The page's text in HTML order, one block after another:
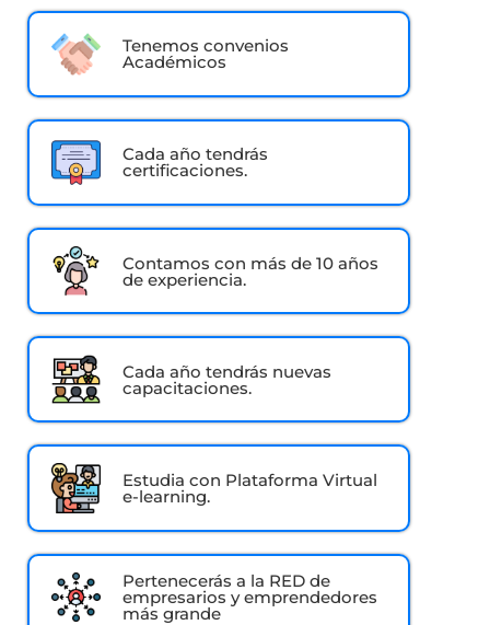
Tenemos convenios
Académicos
Cada año tendrás
certificaciones.
Contamos con más de 10 años
de experiencia.
Cada año tendrás nuevas
capacitaciones.
Estudia con Plataforma Virtual
e-learning.
Pertenecerás a la RED de
empresarios y emprendedores
más grande